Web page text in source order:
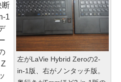
左がLaVie Hybrid Zeroの2-
in-1版、右がノンタッチ版。
断
1